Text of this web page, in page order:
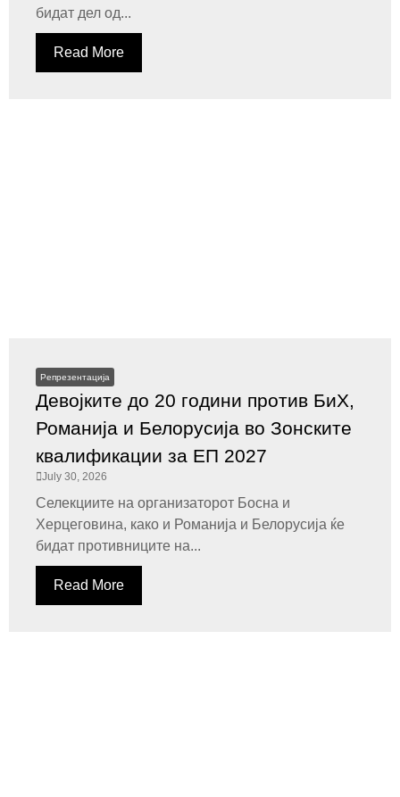
бидат дел од...
Read More
Репрезентација
Девојките до 20 години против БиХ,
Романија и Белорусија во Зонските
квалификации за ЕП 2027
July 30, 2026
Селекциите на организаторот Босна и
Херцеговина, како и Романија и Белорусија ќе
бидат противниците на...
Read More